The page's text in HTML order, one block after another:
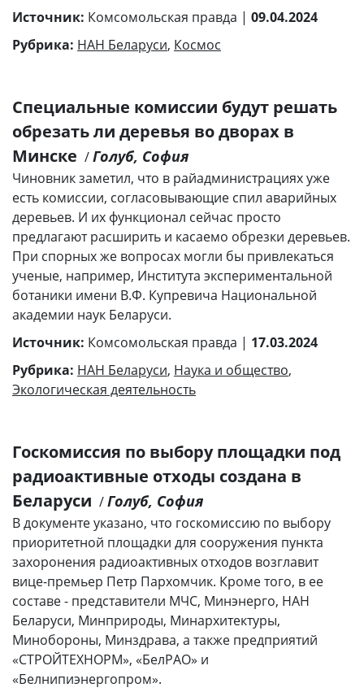
Источник: Комсомольская правда | 09.04.2024
Рубрика: НАН Беларуси, Космос
Специальные комиссии будут решать
обрезать ли деревья во дворах в
Минске /Голуб, София
Чиновник заметил, что в райадминистрациях уже
есть комиссии, согласовывающие спил аварийных
деревьев. И их функционал сейчас просто
предлагают расширить и касаемо обрезки деревьев.
При спорных же вопросах могли бы привлекаться
ученые, например, Института экспериментальной
ботаники имени В.Ф. Купревича Национальной
академии наук Беларуси.
Источник: Комсомольская правда | 17.03.2024
Рубрика: НАН Беларуси, Наука и общество,
Экологическая деятельность
Госкомиссия по выбору площадки под
радиоактивные отходы создана в
Беларуси /Голуб, София
В документе указано, что госкомиссию по выбору
приоритетной площадки для сооружения пункта
захоронения радиоактивных отходов возглавит
вице-премьер Петр Пархомчик. Кроме того, в ее
составе - представители МЧС, Минэнерго, НАН
Беларуси, Минприроды, Минархитектуры,
Минобороны, Минздрава, а также предприятий
«СТРОЙТЕХНОРМ», «БелРАО» и
«Белнипиэнергопром».